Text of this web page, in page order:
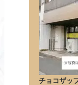
チョコザッ